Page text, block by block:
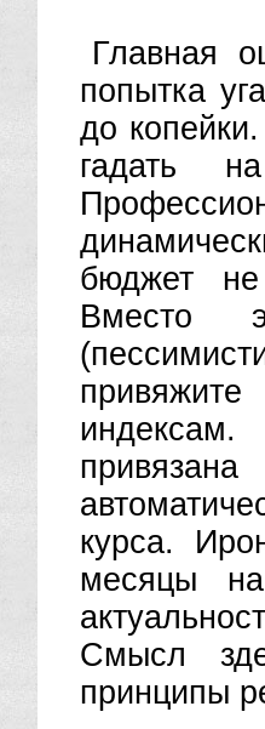
Главная
попытка
до
гадать
бюджет
Вместо
курса.
месяцы
Смысл
принципы